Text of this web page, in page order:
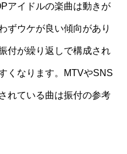
アイドルの楽曲は動きが
ずウケが良い傾向があり
付が繰り返しで構成され
くなります。MTVやSNS
れている曲は振付の参考